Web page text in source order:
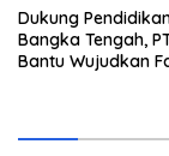
Dukung
Bangka Tengah,
Bantu Wujudkan